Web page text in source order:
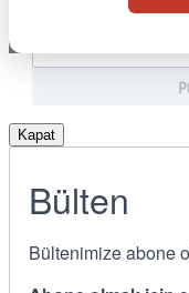
Kapat